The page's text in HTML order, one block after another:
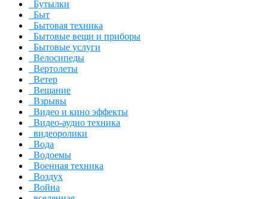
Бутылки
Быт
Бытовая техника
Бытовые вещи и приборы
Бытовые услуги
Велосипеды
Вертолеты
Ветер
Вещание
Взрывы
Видео и кино эффекты
Видео-аудио техника
видеоролики
Вода
Водоемы
Военная техника
Воздух
Война